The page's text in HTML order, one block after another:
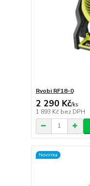
Ryobi RF18-0
2 290 Kč/ks
1 893 Kč bez DPH
Novinka